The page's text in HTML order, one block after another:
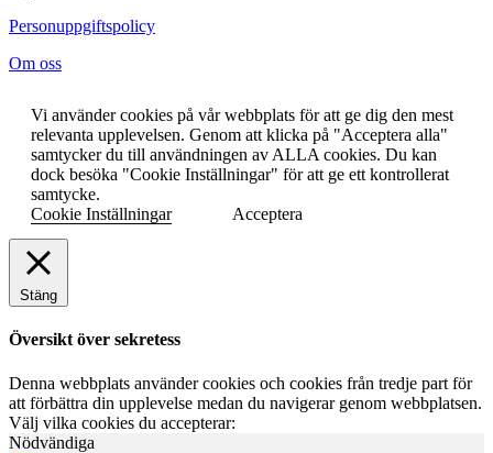
Personuppgiftspolicy
Om oss
Vi använder cookies på vår webbplats för att ge dig den mest
relevanta upplevelsen. Genom att klicka på "Acceptera alla"
samtycker du till användningen av ALLA cookies. Du kan
dock besöka "Cookie Inställningar" för att ge ett kontrollerat
samtycke.
Cookie Inställningar
Acceptera
Stäng
Översikt över sekretess
Denna webbplats använder cookies och cookies från tredje part för
att förbättra din upplevelse medan du navigerar genom webbplatsen.
Välj vilka cookies du accepterar:
Nödvändiga